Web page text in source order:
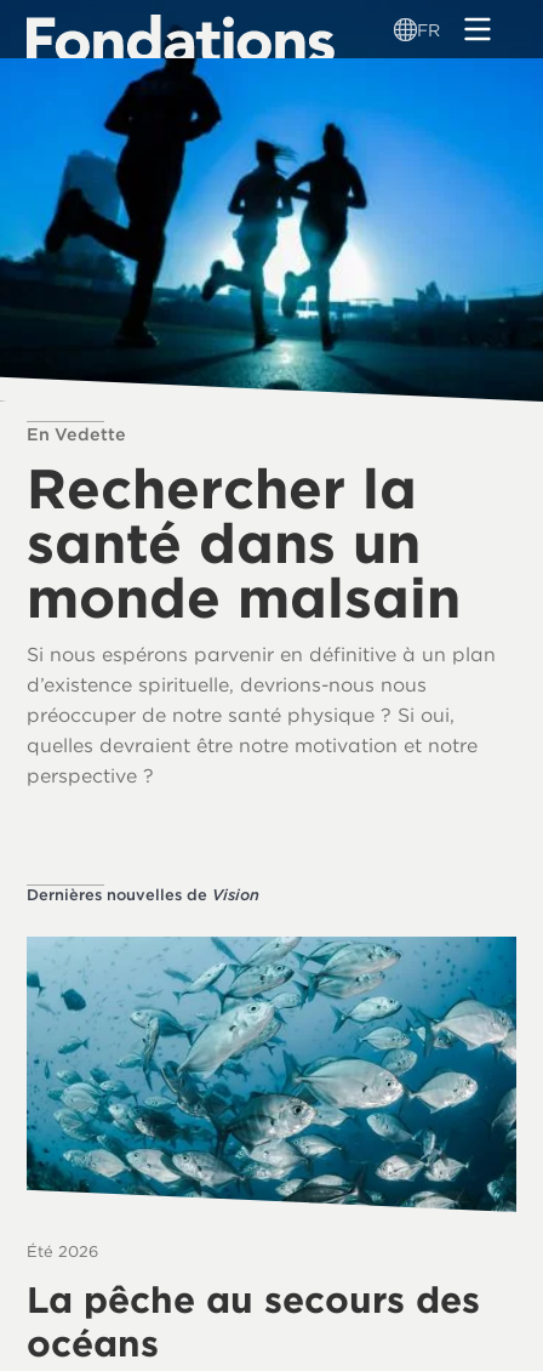
Aller
FR
En Vedette
Rechercher la
santé dans un
monde malsain
Si nous espérons parvenir en définitive à un plan
d’existence spirituelle, devrions-nous nous
préoccuper de notre santé physique ? Si oui,
quelles devraient être notre motivation et notre
perspective ?
Dernières nouvelles de Vision
Été 2026
La pêche au secours des
océans